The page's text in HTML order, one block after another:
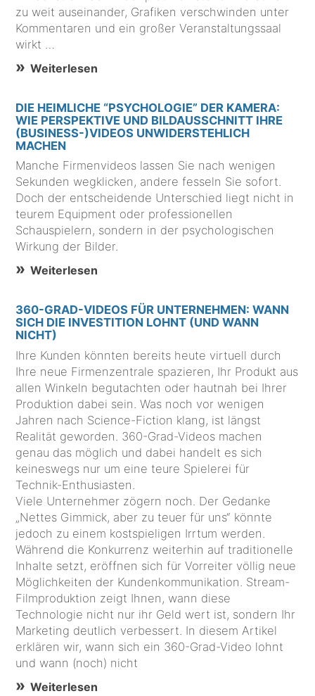
zu weit auseinander, Grafiken verschwinden unter
Kommentaren und ein großer Veranstaltungssaal
wirkt …
Weiterlesen
DIE HEIMLICHE “PSYCHOLOGIE” DER KAMERA:
WIE PERSPEKTIVE UND BILDAUSSCHNITT IHRE
(BUSINESS-)VIDEOS UNWIDERSTEHLICH
MACHEN
Manche Firmenvideos lassen Sie nach wenigen
Sekunden wegklicken, andere fesseln Sie sofort.
Doch der entscheidende Unterschied liegt nicht in
teurem Equipment oder professionellen
Schauspielern, sondern in der psychologischen
Wirkung der Bilder.
Weiterlesen
360-GRAD-VIDEOS FÜR UNTERNEHMEN: WANN
SICH DIE INVESTITION LOHNT (UND WANN
NICHT)
Ihre Kunden könnten bereits heute virtuell durch
Ihre neue Firmenzentrale spazieren, Ihr Produkt aus
allen Winkeln begutachten oder hautnah bei Ihrer
Produktion dabei sein. Was noch vor wenigen
Jahren nach Science-Fiction klang, ist längst
Realität geworden. 360-Grad-Videos machen
genau das möglich und dabei handelt es sich
keineswegs nur um eine teure Spielerei für
Technik-Enthusiasten.
Viele Unternehmer zögern noch. Der Gedanke
„Nettes Gimmick, aber zu teuer für uns“ könnte
jedoch zu einem kostspieligen Irrtum werden.
Während die Konkurrenz weiterhin auf traditionelle
Inhalte setzt, eröffnen sich für Vorreiter völlig neue
Möglichkeiten der Kundenkommunikation. Stream-
Filmproduktion zeigt Ihnen, wann diese
Technologie nicht nur ihr Geld wert ist, sondern Ihr
Marketing deutlich verbessert. In diesem Artikel
erklären wir, wann sich ein 360-Grad-Video lohnt
und wann (noch) nicht
Weiterlesen